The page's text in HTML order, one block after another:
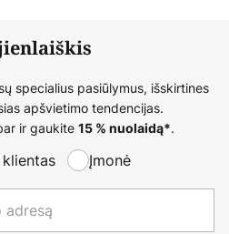
specialius pasiūlymus, išskirtines
apšvietimo tendencijas.
ir gaukite 15 % nuolaidą*.
Įmonė